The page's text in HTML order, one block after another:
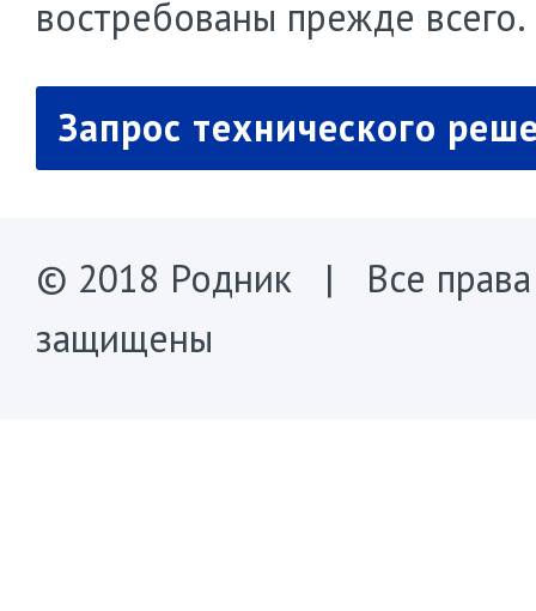
востребованы прежде всего.
Запрос технического
© 2018 Родник | Все права
защищены